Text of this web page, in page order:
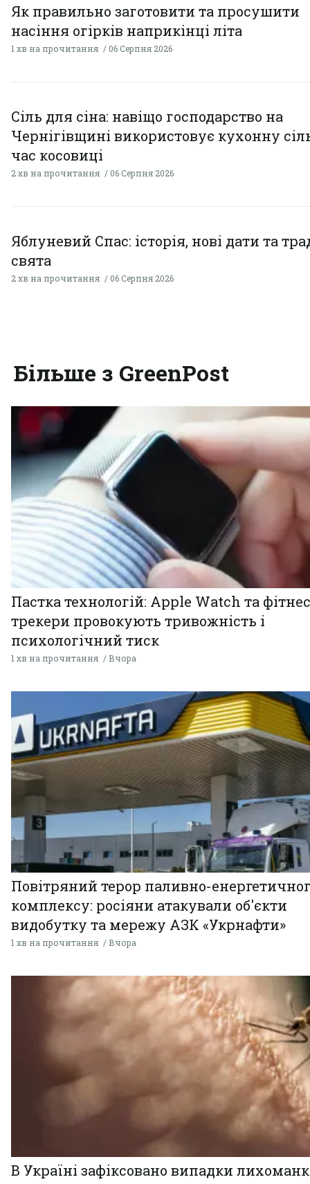
Як правильно заготовити та просушити
насіння огірків наприкінці літа
1 хв на прочитання 06 Серпня 2026
Сіль для сіна: навіщо господарство на
Чернігівщині використовує кухонну
час косовиці
2 хв на прочитання 06 Серпня 2026
Яблуневий Спас: історія, нові дати та
свята
2 хв на прочитання 06 Серпня 2026
Більше з GreenPost
Пастка технологій: Apple Watch та
трекери провокують тривожність і
психологічний тиск
1 хв на прочитання Вчора
Повітряний терор паливно-
комплексу: росіяни атакували об'єкти
видобутку та мережу АЗК «Укрнафти»
1 хв на прочитання Вчора
В Україні зафіксовано випадки